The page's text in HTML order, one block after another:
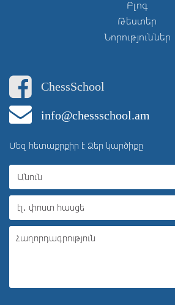
Բլոգ
Թեստեր
Նորություններ
ChessSchool
info@chessschool.am
Մեզ հետաքրքիր է Ձեր կարծիքը